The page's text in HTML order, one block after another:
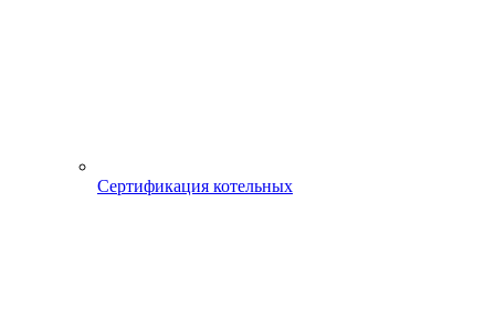
Сертификация котельных